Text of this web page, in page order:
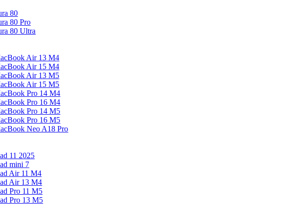
80
80 Pro
80 Ultra
Air 13 M4
Air 15 M4
Air 13 M5
Air 15 M5
Pro 14 M4
Pro 16 M4
Pro 14 M5
Pro 16 M5
Neo A18 Pro
11 2025
mini 7
Air 11 M4
Air 13 M4
Pro 11 M5
Pro 13 M5